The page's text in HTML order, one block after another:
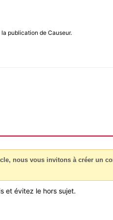
publication de Causeur.
nous vous invitons à créer un
et évitez le hors sujet.